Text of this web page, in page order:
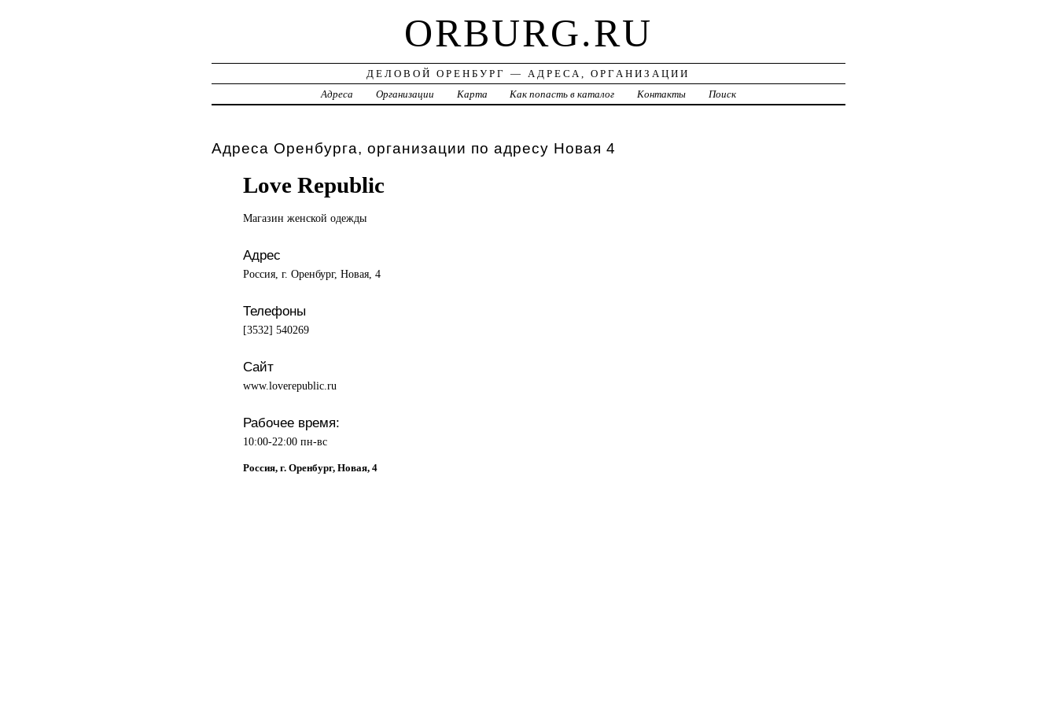
ORBURG.RU
ДЕЛОВОЙ ОРЕНБУРГ — АДРЕСА, ОРГАНИЗАЦИИ
Адреса
Организации Карта Как попасть в каталог Контакты Поиск
Адреса Оренбурга, организации по адресу Новая 4
Love Republic
Магазин женской одежды
Адрес
Россия, г. Оренбург, Новая, 4
Телефоны
[3532] 540269
Сайт
www.loverepublic.ru
Рабочее время:
10:00-22:00 пн-вс
Россия, г. Оренбург, Новая, 4